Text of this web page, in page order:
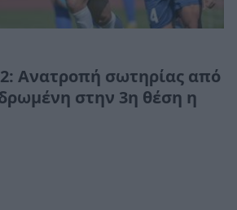
Ανατροπή σωτηρίας από
στην 3η θέση η